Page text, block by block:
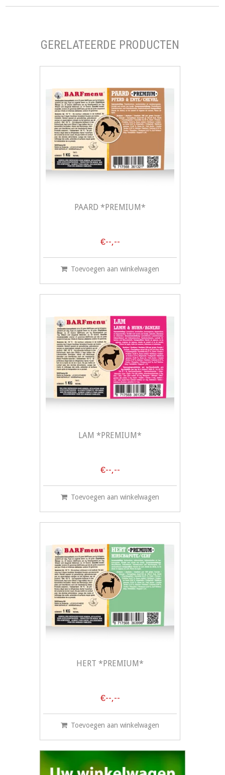
GERELATEERDE PRODUCTEN
PAARD *PREMIUM*
€--,--
Toevoegen aan winkelwagen
LAM *PREMIUM*
€--,--
Toevoegen aan winkelwagen
HERT *PREMIUM*
€--,--
Toevoegen aan winkelwagen